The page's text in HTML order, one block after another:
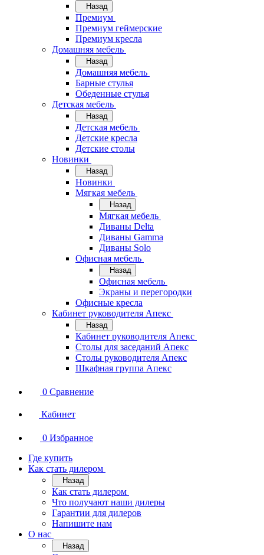
Назад
Премиум
Премиум геймерские
Премиум кресла
Домашняя мебель
Назад
Домашняя мебель
Барные стулья
Обеденные стулья
Детская мебель
Назад
Детская мебель
Детские кресла
Детские столы
Новинки
Назад
Новинки
Мягкая мебель
Назад
Мягкая мебель
Диваны Delta
Диваны Gamma
Диваны Solo
Офисная мебель
Назад
Офисная мебель
Экраны и перегородки
Офисные кресла
Кабинет руководителя Апекс
Назад
Кабинет руководителя Апекс
Столы для заседаний Апекс
Столы руководителя Апекс
Шкафная группа Апекс
0 Сравнение
Кабинет
0 Избранное
Где купить
Как стать дилером
Назад
Как стать дилером
Что получают наши дилеры
Гарантии для дилеров
Напишите нам
О нас
Назад